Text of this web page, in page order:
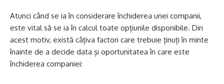
Atunci când se ia în considerare închiderea unei companii,
este vital să se ia în calcul toate opțiunile disponibile. Din
acest motiv, există câțiva factori care trebuie ținuți în minte
înainte de a decide data și oportunitatea în care este
închiderea companiei: